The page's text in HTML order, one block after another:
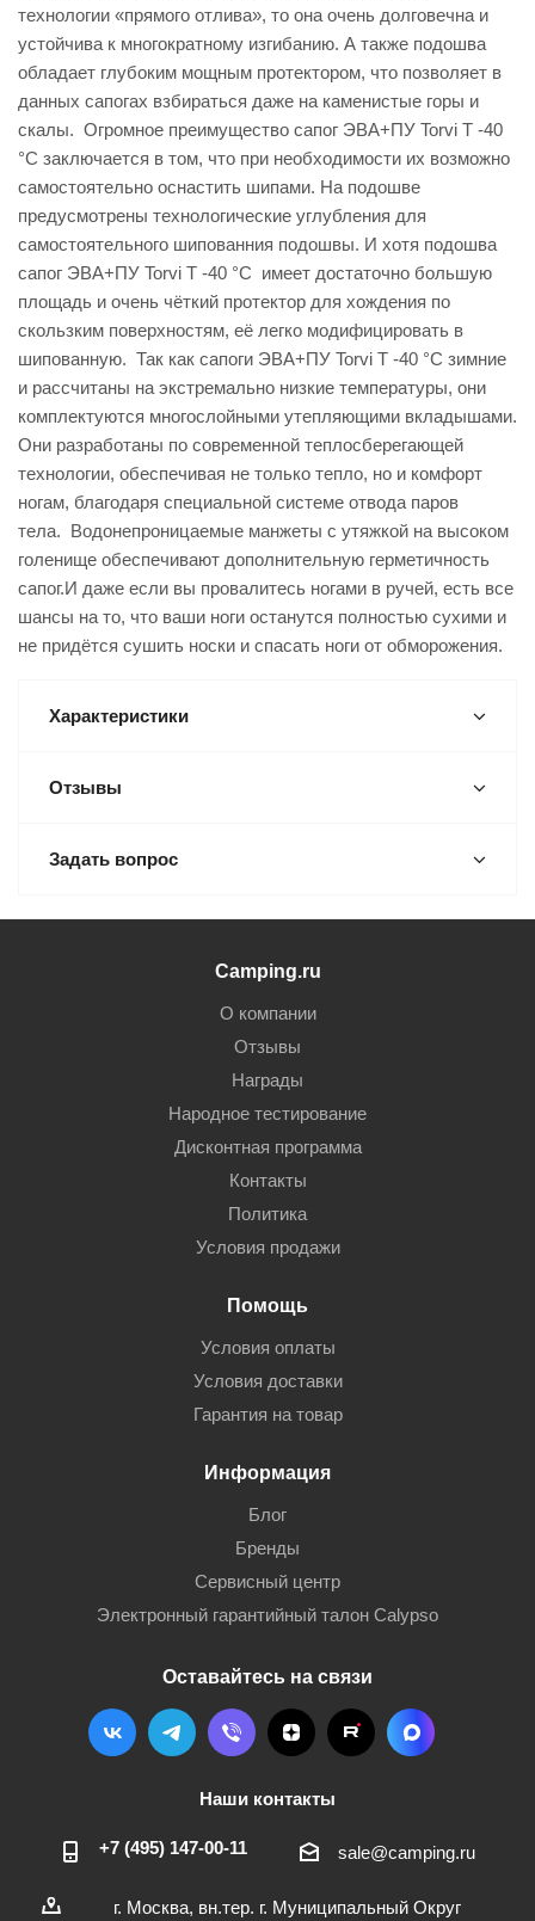
технологии «прямого отлива», то она очень долговечна и
устойчива к многократному изгибанию. А также подошва
обладает глубоким мощным протектором, что позволяет в
данных сапогах взбираться даже на каменистые горы и
скалы. Огромное преимущество сапог ЭВА+ПУ Torvi Т -40
°C заключается в том, что при необходимости их возможно
самостоятельно оснастить шипами. На подошве
предусмотрены технологические углубления для
самостоятельного шипованния подошвы. И хотя подошва
сапог ЭВА+ПУ Torvi Т -40 °C имеет достаточно большую
площадь и очень чёткий протектор для хождения по
скользким поверхностям, её легко модифицировать в
шипованную. Так как сапоги ЭВА+ПУ Torvi Т -40 °C зимние
и рассчитаны на экстремально низкие температуры, они
комплектуются многослойными утепляющими вкладышами.
Они разработаны по современной теплосберегающей
технологии, обеспечивая не только тепло, но и комфорт
ногам, благодаря специальной системе отвода паров
тела. Водонепроницаемые манжеты с утяжкой на высоком
голенище обеспечивают дополнительную герметичность
сапог.И даже если вы провалитесь ногами в ручей, есть все
шансы на то, что ваши ноги останутся полностью сухими и
не придётся сушить носки и спасать ноги от обморожения.
Характеристики
Отзывы
Задать вопрос
Camping.ru
О компании
Отзывы
Награды
Народное тестирование
Дисконтная программа
Контакты
Политика
Условия продажи
Помощь
Условия оплаты
Условия доставки
Гарантия на товар
Информация
Блог
Бренды
Сервисный центр
Электронный гарантийный талон Calypso
Оставайтесь на связи
Наши контакты
+7 (495) 147-00-11 sale@camping.ru
г. Москва, вн.тер. г. Муниципальный Округ